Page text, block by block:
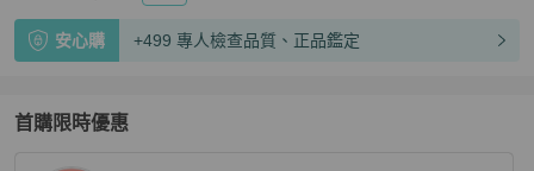
安心購 +499 專人檢查品質、正品鑑定
首購限時優惠